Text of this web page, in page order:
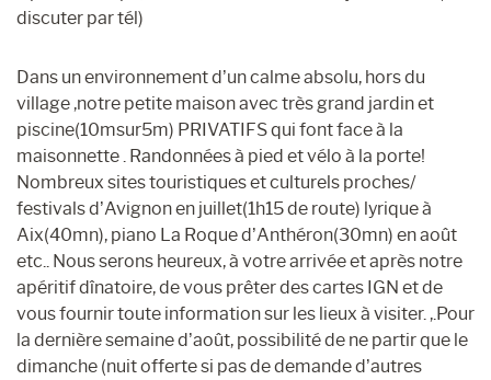
discuter par tél)
Dans un environnement d’un calme absolu, hors du
village ,notre petite maison avec très grand jardin et
piscine(10msur5m) PRIVATIFS qui font face à la
maisonnette . Randonnées à pied et vélo à la porte!
Nombreux sites touristiques et culturels proches/
festivals d’Avignon en juillet(1h15 de route) lyrique à
Aix(40mn), piano La Roque d’Anthéron(30mn) en août
etc.. Nous serons heureux, à votre arrivée et après notre
apéritif dînatoire, de vous prêter des cartes IGN et de
vous fournir toute information sur les lieux à visiter. ,.Pour
la dernière semaine d’août, possibilité de ne partir que le
dimanche (nuit offerte si pas de demande d’autres